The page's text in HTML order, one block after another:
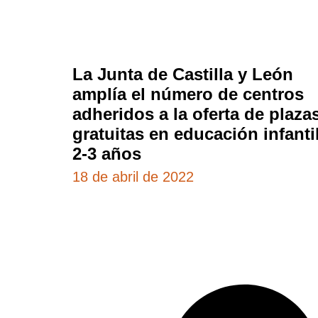
La Junta de Castilla y León
amplía el número de centros
adheridos a la oferta de
gratuitas en educación
2-3 años
18 de abril de 2022